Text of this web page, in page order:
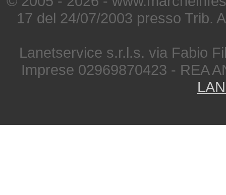
17 del 24/07/2003 presso Trib.
Lanetservice s.r.l.s. via Fabio
Imprese 02969870423 - REA